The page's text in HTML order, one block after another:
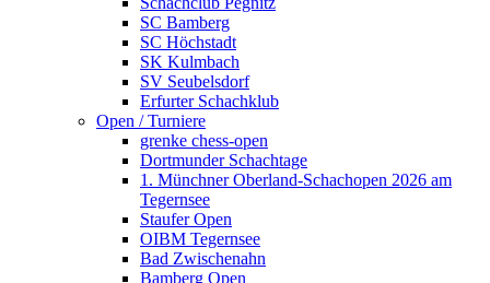
SC Bamberg
SC Höchstadt
SK Kulmbach
SV Seubelsdorf
Erfurter Schachklub
Open / Turniere
grenke chess-open
Dortmunder Schachtage
1. Münchner Oberland-Schachopen 2026 am
Tegernsee
Staufer Open
OIBM Tegernsee
Bad Zwischenahn
Bamberg Open